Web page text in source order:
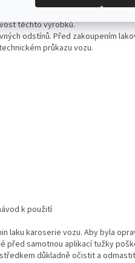
těchto výrobků.
odstínů. Před zakoupením
průkazu vozu.
k použití
laku karoserie vozu. Aby byla
před samotnou aplikací tužky
důkladně očistit a